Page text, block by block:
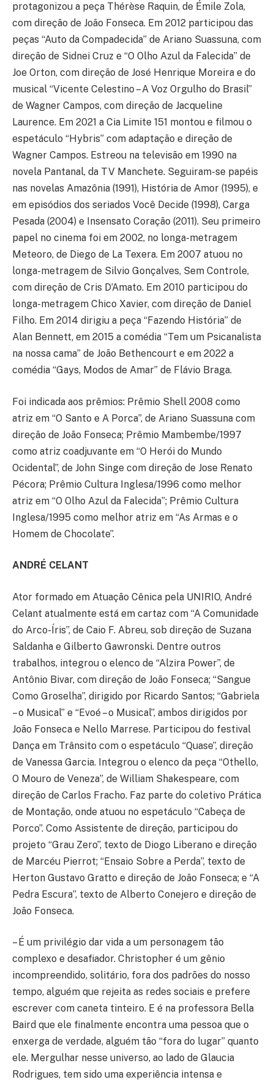
protagonizou a peça Thérèse Raquin, de Émile Zola,
com direção de João Fonseca. Em 2012 participou das
peças “Auto da Compadecida” de Ariano Suassuna, com
direção de Sidnei Cruz e “O Olho Azul da Falecida” de
Joe Orton, com direção de José Henrique Moreira e do
musical “Vicente Celestino – A Voz Orgulho do Brasil”
de Wagner Campos, com direção de Jacqueline
Laurence. Em 2021 a Cia Limite 151 montou e filmou o
espetáculo “Hybris” com adaptação e direção de
Wagner Campos. Estreou na televisão em 1990 na
novela Pantanal, da TV Manchete. Seguiram-se papéis
nas novelas Amazônia (1991), História de Amor (1995), e
em episódios dos seriados Você Decide (1998), Carga
Pesada (2004) e Insensato Coração (2011). Seu primeiro
papel no cinema foi em 2002, no longa-metragem
Meteoro, de Diego de La Texera. Em 2007 atuou no
longa-metragem de Silvio Gonçalves, Sem Controle,
com direção de Cris D’Amato. Em 2010 participou do
longa-metragem Chico Xavier, com direção de Daniel
Filho. Em 2014 dirigiu a peça “Fazendo História” de
Alan Bennett, em 2015 a comédia “Tem um Psicanalista
na nossa cama” de João Bethencourt e em 2022 a
comédia “Gays, Modos de Amar” de Flávio Braga.
Foi indicada aos prêmios: Prêmio Shell 2008 como
atriz em “O Santo e A Porca”, de Ariano Suassuna com
direção de João Fonseca; Prêmio Mambembe/1997
como atriz coadjuvante em “O Herói do Mundo
Ocidental”, de John Singe com direção de Jose Renato
Pécora; Prêmio Cultura Inglesa/1996 como melhor
atriz em “O Olho Azul da Falecida”; Prêmio Cultura
Inglesa/1995 como melhor atriz em “As Armas e o
Homem de Chocolate”.
ANDRÉ CELANT
Ator formado em Atuação Cênica pela UNIRIO, André
Celant atualmente está em cartaz com “A Comunidade
do Arco-Íris”, de Caio F. Abreu, sob direção de Suzana
Saldanha e Gilberto Gawronski. Dentre outros
trabalhos, integrou o elenco de “Alzira Power”, de
Antônio Bivar, com direção de João Fonseca; “Sangue
Como Groselha”, dirigido por Ricardo Santos; “Gabriela
– o Musical” e “Evoé – o Musical”, ambos dirigidos por
João Fonseca e Nello Marrese. Participou do festival
Dança em Trânsito com o espetáculo “Quase”, direção
de Vanessa Garcia. Integrou o elenco da peça “Othello,
O Mouro de Veneza”, de William Shakespeare, com
direção de Carlos Fracho. Faz parte do coletivo Prática
de Montação, onde atuou no espetáculo “Cabeça de
Porco”. Como Assistente de direção, participou do
projeto “Grau Zero”, texto de Diogo Liberano e direção
de Marcéu Pierrot; “Ensaio Sobre a Perda”, texto de
Herton Gustavo Gratto e direção de João Fonseca; e “A
Pedra Escura”, texto de Alberto Conejero e direção de
João Fonseca.
– É um privilégio dar vida a um personagem tão
complexo e desafiador. Christopher é um gênio
incompreendido, solitário, fora dos padrões do nosso
tempo, alguém que rejeita as redes sociais e prefere
escrever com caneta tinteiro. E é na professora Bella
Baird que ele finalmente encontra uma pessoa que o
enxerga de verdade, alguém tão “fora do lugar” quanto
ele. Mergulhar nesse universo, ao lado de Glaucia
Rodrigues, tem sido uma experiência intensa e